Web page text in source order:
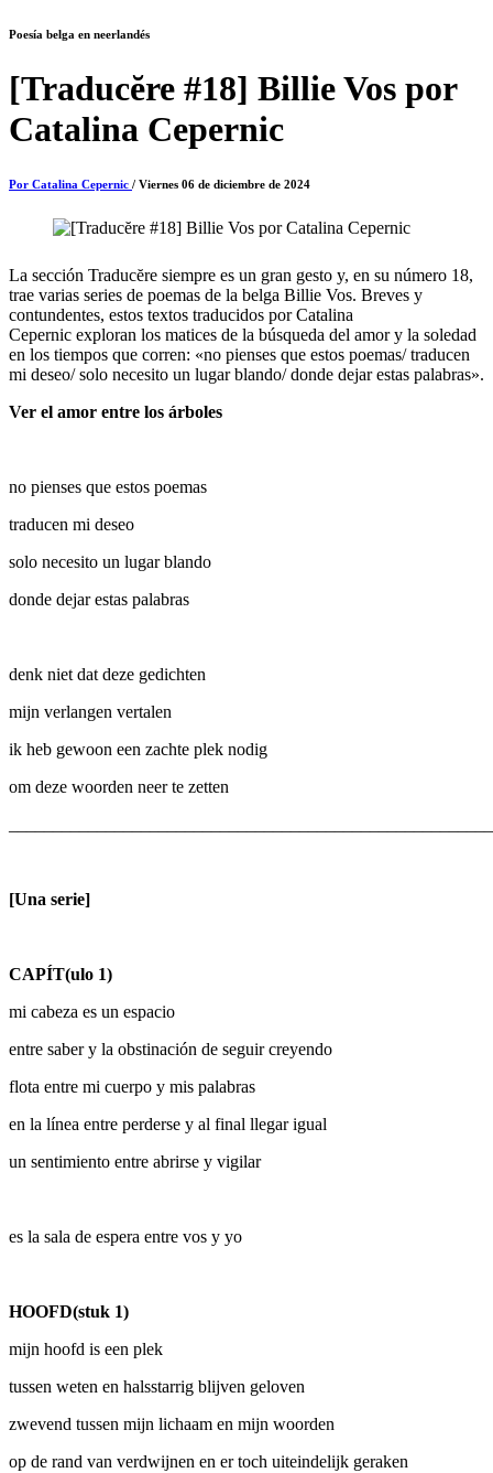
Poesía belga en neerlandés
[Traducĕre #18] Billie Vos por
Catalina Cepernic
Por Catalina Cepernic / Viernes 06 de diciembre de 2024
La sección Traducĕre siempre es un gran gesto y, en su número 18,
trae varias series de poemas de la belga Billie Vos. Breves y
contundentes, estos textos traducidos por Catalina
Cepernic exploran los matices de la búsqueda del amor y la soledad
en los tiempos que corren: «no pienses que estos poemas/ traducen
mi deseo/ solo necesito un lugar blando/ donde dejar estas palabras».
Ver el amor entre los árboles
no pienses que estos poemas
traducen mi deseo
solo necesito un lugar blando
donde dejar estas palabras
denk niet dat deze gedichten
mijn verlangen vertalen
ik heb gewoon een zachte plek nodig
om deze woorden neer te zetten
[Una serie]
CAPÍT(ulo 1)
mi cabeza es un espacio
entre saber y la obstinación de seguir creyendo
flota entre mi cuerpo y mis palabras
en la línea entre perderse y al final llegar igual
un sentimiento entre abrirse y vigilar
es la sala de espera entre vos y yo
HOOFD(stuk 1)
mijn hoofd is een plek
tussen weten en halsstarrig blijven geloven
zwevend tussen mijn lichaam en mijn woorden
op de rand van verdwijnen en er toch uiteindelijk geraken